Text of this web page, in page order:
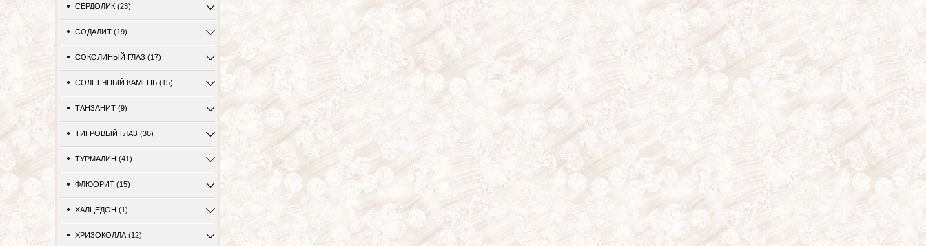
СЕРДОЛИК (23)
СОДАЛИТ (19)
СОКОЛИНЫЙ ГЛАЗ (17)
СОЛНЕЧНЫЙ КАМЕНЬ (15)
ТАНЗАНИТ (9)
ТИГРОВЫЙ ГЛАЗ (36)
ТУРМАЛИН (41)
ФЛЮОРИТ (15)
ХАЛЦЕДОН (1)
ХРИЗОКОЛЛА (12)